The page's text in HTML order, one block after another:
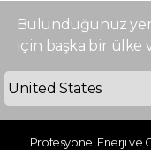
Bulunduğunuz
için başka bir ülke
Profesyonel Enerji ve